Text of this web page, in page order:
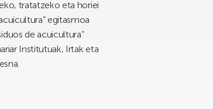
tratatzeko eta horiei
egitasmoa
de acuicultura”
Institutuak, Irtak eta